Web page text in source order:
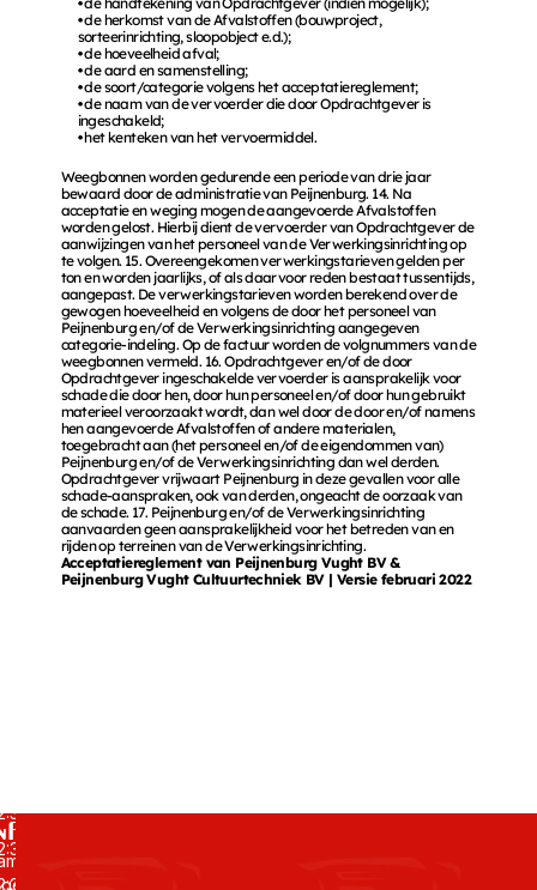
• de herkomst van de Afvalstoffen (bouwproject,
sorteerinrichting, sloopobject e.d.);
• de hoeveelheid afval;
• de aard en samenstelling;
• de soort/categorie volgens het acceptatiereglement;
• de naam van de vervoerder die door Opdrachtgever is
ingeschakeld;
• het kenteken van het vervoermiddel.
Weegbonnen worden gedurende een periode van drie jaar
bewaard door de administratie van Peijnenburg. 14. Na
acceptatie en weging mogen de aangevoerde Afvalstoffen
worden gelost. Hierbij dient de vervoerder van Opdrachtgever de
aanwijzingen van het personeel van de Verwerkingsinrichting op
te volgen. 15. Overeengekomen verwerkingstarieven gelden per
ton en worden jaarlijks, of als daarvoor reden bestaat tussentijds,
aangepast. De verwerkingstarieven worden berekend over de
gewogen hoeveelheid en volgens de door het personeel van
Peijnenburg en/of de Verwerkingsinrichting aangegeven
categorie-indeling. Op de factuur worden de volgnummers van de
weegbonnen vermeld. 16. Opdrachtgever en/of de door
Opdrachtgever ingeschakelde vervoerder is aansprakelijk voor
schade die door hen, door hun personeel en/of door hun gebruikt
materieel veroorzaakt wordt, dan wel door de door en/of namens
hen aangevoerde Afvalstoffen of andere materialen,
toegebracht aan (het personeel en/of de eigendommen van)
Peijnenburg en/of de Verwerkingsinrichting dan wel derden.
Opdrachtgever vrijwaart Peijnenburg in deze gevallen voor alle
schade-aanspraken, ook van derden, ongeacht de oorzaak van
de schade. 17. Peijnenburg en/of de Verwerkingsinrichting
aanvaarden geen aansprakelijkheid voor het betreden van en
rijden op terreinen van de Verwerkingsinrichting.
Acceptatiereglement van Peijnenburg Vught BV &
Peijnenburg Vught Cultuurtechniek BV | Versie februari 2022
werken
zand & grond
Contact
Kruishoeveweg 1
5263 NM Vught
T. 0411 64 13 14
/ 13:00- 16:30
/ 13:00- 16:30
/ 13:00- 16:30
van koophandel
voorwaarden